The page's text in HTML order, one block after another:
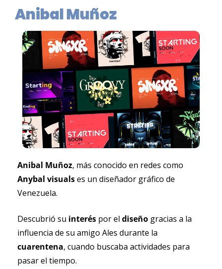
Anibal Muñoz
Anibal Muñoz
Anybal visuals es un diseñador gráfico de
Venezuela.
Descubrió su interés por el diseño gracias a la
cuarentena, cuando buscaba actividades para
pasar el tiempo.